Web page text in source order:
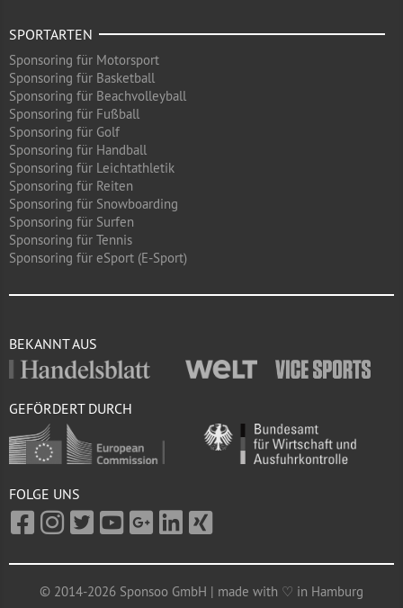
SPORTARTEN
Sponsoring für Motorsport
Sponsoring für Basketball
Sponsoring für Beachvolleyball
Sponsoring für Fußball
Sponsoring für Golf
Sponsoring für Handball
Sponsoring für Leichtathletik
Sponsoring für Reiten
Sponsoring für Snowboarding
Sponsoring für Surfen
Sponsoring für Tennis
Sponsoring für eSport (E-Sport)
BEKANNT AUS
GEFÖRDERT DURCH
FOLGE UNS
© 2014-2026 Sponsoo GmbH | made with ♡ in Hamburg